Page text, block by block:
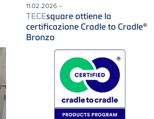
11.02.2026 –
TECEsquare ottiene la
certificazione Cradle to Cradle®
Bronzo